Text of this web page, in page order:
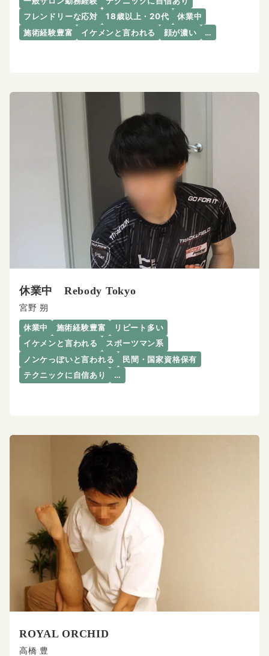
フレンドリーな応対
18歳以上・20代
休業中
施術経験豊富
イケメンと言われる 顔が濃い …
休業中 Rebody Tokyo
宮野 朔
休業中 施術経験豊富
リピート多い
イケメンと言われる
スポーツマン系
ノンケっぽいと言われる
民間・国家資格保有
テクニックに自信あり
…
ROYAL ORCHID
高橋 豊